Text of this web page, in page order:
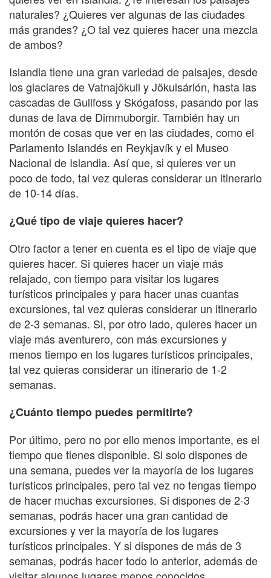
naturales? ¿Quieres ver algunas de las ciudades
más grandes? ¿O tal vez quieres hacer una mezcla
de ambos?
Islandia tiene una gran variedad de paisajes, desde
los glaciares de Vatnajökull y Jökulsárlón, hasta las
cascadas de Gullfoss y Skógafoss, pasando por las
dunas de lava de Dimmuborgir. También hay un
montón de cosas que ver en las ciudades, como el
Parlamento Islandés en Reykjavík y el Museo
Nacional de Islandia. Así que, si quieres ver un
poco de todo, tal vez quieras considerar un itinerario
de 10-14 días.
¿Qué tipo de viaje quieres hacer?
Otro factor a tener en cuenta es el tipo de viaje que
quieres hacer. Si quieres hacer un viaje más
relajado, con tiempo para visitar los lugares
turísticos principales y para hacer unas cuantas
excursiones, tal vez quieras considerar un itinerario
de 2-3 semanas. Si, por otro lado, quieres hacer un
viaje más aventurero, con más excursiones y
menos tiempo en los lugares turísticos principales,
tal vez quieras considerar un itinerario de 1-2
semanas.
¿Cuánto tiempo puedes permitirte?
Por último, pero no por ello menos importante, es el
tiempo que tienes disponible. Si solo dispones de
una semana, puedes ver la mayoría de los lugares
turísticos principales, pero tal vez no tengas tiempo
de hacer muchas excursiones. Si dispones de 2-3
semanas, podrás hacer una gran cantidad de
excursiones y ver la mayoría de los lugares
turísticos principales. Y si dispones de más de 3
semanas, podrás hacer todo lo anterior, además de